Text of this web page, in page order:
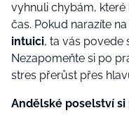
vyhnuli chybám,
čas. Pokud narazíte
intuici, ta vás povede
Nezapomeňte si po
stres přerůst přes
Andělské poselství